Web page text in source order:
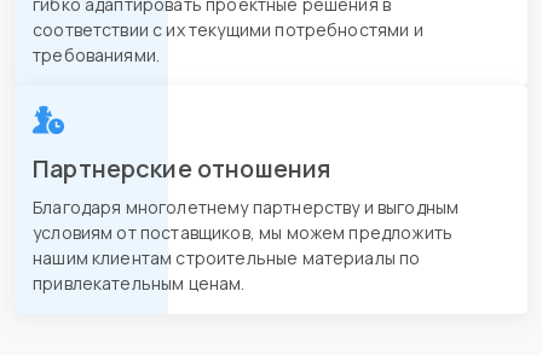
соответствии с их текущими потребностями и
требованиями.
Партнерские отношения
Благодаря многолетнему партнерству и выгодным
условиям от поставщиков, мы можем предложить
нашим клиентам строительные материалы по
привлекательным ценам.